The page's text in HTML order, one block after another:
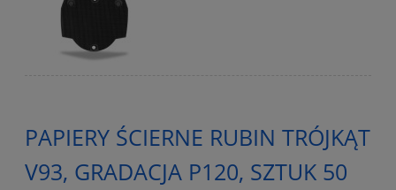
PAPIERY ŚCIERNE RUBIN TRÓJKĄT
V93, GRADACJA P120, SZTUK 50